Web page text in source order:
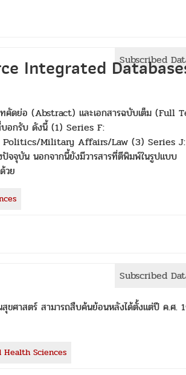
Subscribed
Integrated
ทคัดย่อ (Abstract) และเอกสารฉบับเต็ม (Full
ที่บอกรับ ดังนี้ (1) Series F:
Military Affairs/Law (3) Series J:
จุบัน นอกจากนี้ยังมีวารสารที่ตีพิมพ์ในรูปแบบ
วย
Subscribed
ขศาสตร์ สามารถสืบค้นย้อนหลังได้ตั้งแต่ปี ค.ศ.
Health Sciences